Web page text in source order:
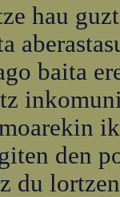
hau
baita
den
du